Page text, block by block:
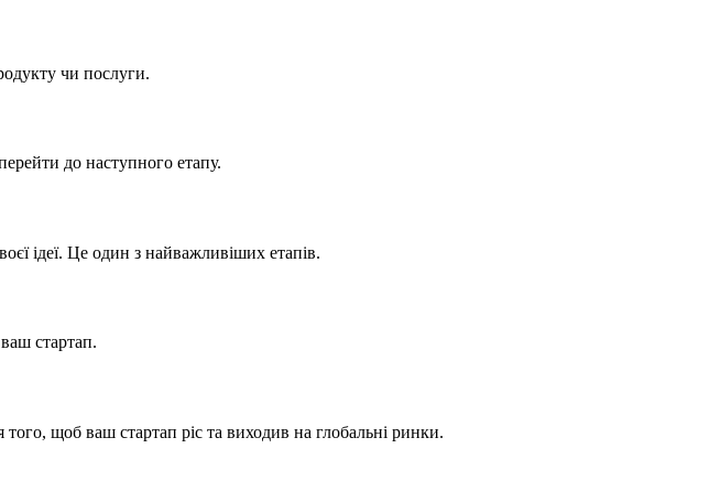
чи послуги.
до наступного етапу.
ідеї. Це один з найважливіших етапів.
стартап.
щоб ваш стартап ріс та виходив на глобальні ринки.